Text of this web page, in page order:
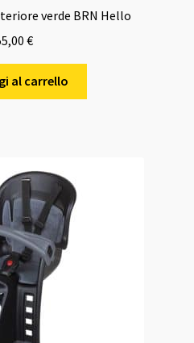
verde BRN Hello
€
al carrello